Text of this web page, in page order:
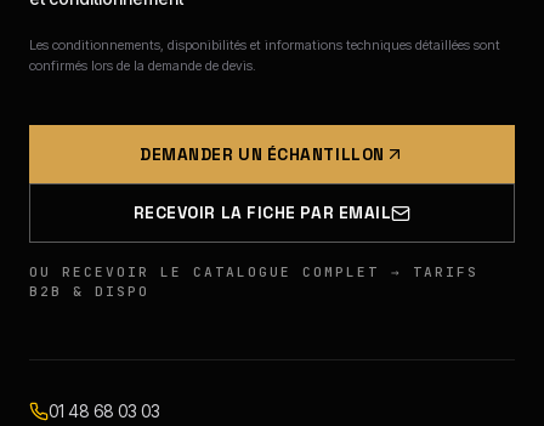
Les conditionnements, disponibilités et informations techniques détaillées sont
confirmés lors de la demande de devis.
DEMANDER UN ÉCHANTILLON
RECEVOIR LA FICHE PAR EMAIL
OU RECEVOIR LE CATALOGUE COMPLET → TARIFS
B2B & DISPO
01 48 68 03 03